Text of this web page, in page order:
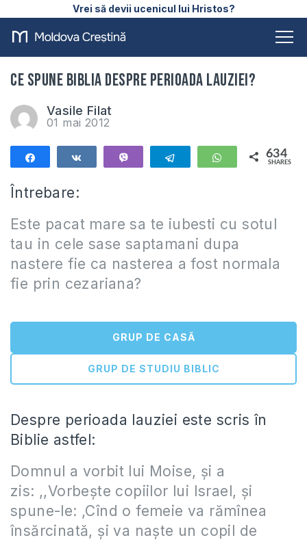
Vrei să devii ucenicul lui Hristos?
Ce spune Biblia despre perioada lauziei?
Vasile Filat
01 mai 2012
Telegram WhatsApp
634
SHARES
Întrebare:
Este pacat mare sa te iubesti cu sotul
tau in cele sase saptamani dupa
nastere fie ca nasterea a fost normala
fie prin cezariana?
GRUP DE CASĂ
GRUP DE STUDIU BIBLIC
Despre perioada lauziei este scris în
Biblie astfel:
Domnul a vorbit lui Moise, şi a
zis: ,,Vorbeşte copiilor lui Israel, şi
spune-le: ,Cînd o femeie va rămînea
însărcinată, şi va naşte un copil de